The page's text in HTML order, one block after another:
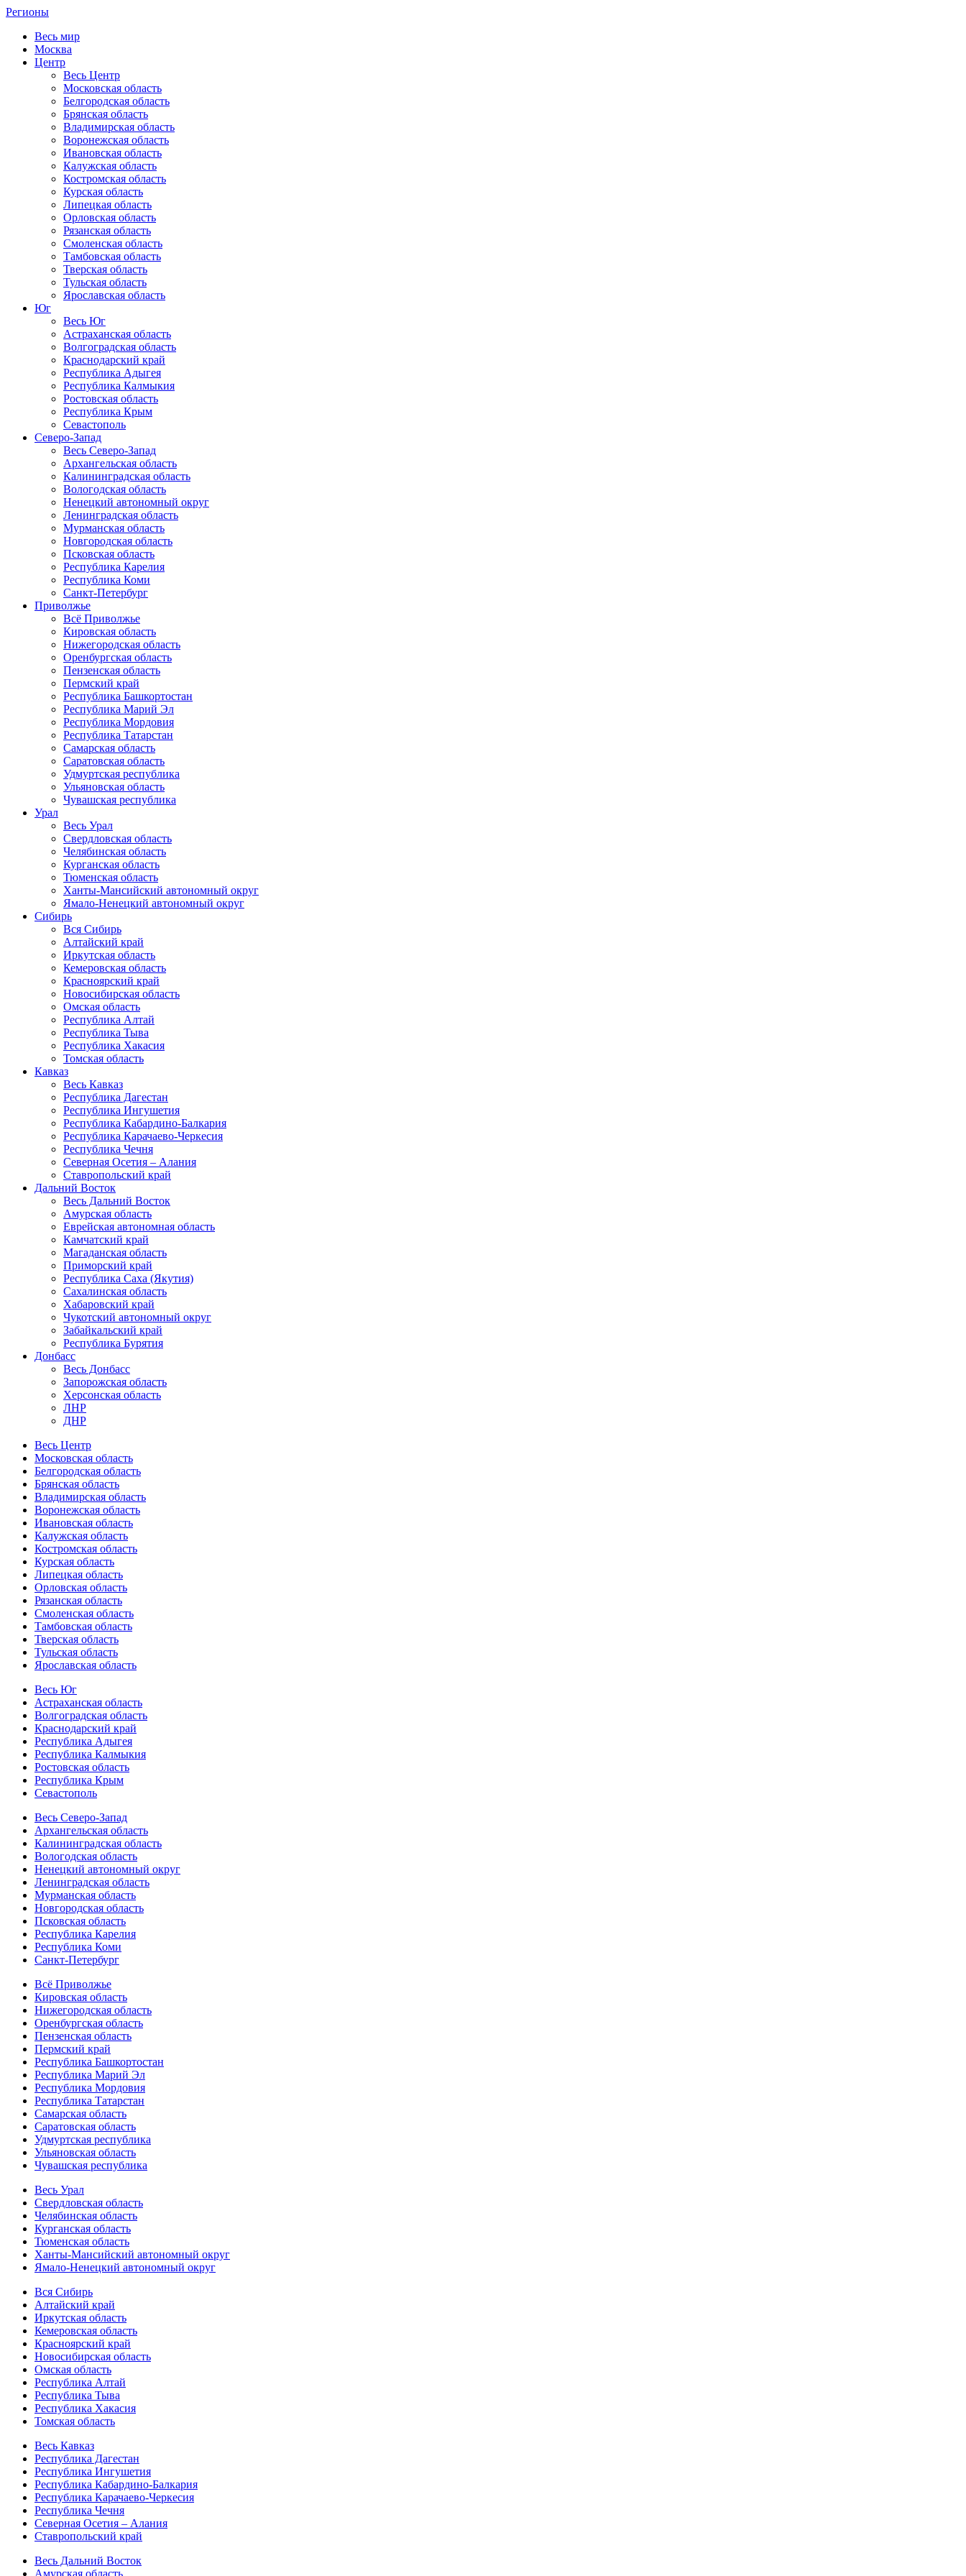
Регионы
Весь мир
Москва
Центр
Весь Центр
Московская область
Белгородская область
Брянская область
Владимирская область
Воронежская область
Ивановская область
Калужская область
Костромская область
Курская область
Липецкая область
Орловская область
Рязанская область
Смоленская область
Тамбовская область
Тверская область
Тульская область
Ярославская область
Юг
Весь Юг
Астраханская область
Волгоградская область
Краснодарский край
Республика Адыгея
Республика Калмыкия
Ростовская область
Республика Крым
Севастополь
Северо-Запад
Весь Северо-Запад
Архангельская область
Калининградская область
Вологодская область
Ненецкий автономный округ
Ленинградская область
Мурманская область
Новгородская область
Псковская область
Республика Карелия
Республика Коми
Санкт-Петербург
Приволжье
Всё Приволжье
Кировская область
Нижегородская область
Оренбургская область
Пензенская область
Пермский край
Республика Башкортостан
Республика Марий Эл
Республика Мордовия
Республика Татарстан
Самарская область
Саратовская область
Удмуртская республика
Ульяновская область
Чувашская республика
Урал
Весь Урал
Свердловская область
Челябинская область
Курганская область
Тюменская область
Ханты-Мансийский автономный округ
Ямало-Ненецкий автономный округ
Сибирь
Вся Сибирь
Алтайский край
Иркутская область
Кемеровская область
Красноярский край
Новосибирская область
Омская область
Республика Алтай
Республика Тыва
Республика Хакасия
Томская область
Кавказ
Весь Кавказ
Республика Дагестан
Республика Ингушетия
Республика Кабардино-Балкария
Республика Карачаево-Черкесия
Республика Чечня
Северная Осетия – Алания
Ставропольский край
Дальний Восток
Весь Дальний Восток
Амурская область
Еврейская автономная область
Камчатский край
Магаданская область
Приморский край
Республика Саха (Якутия)
Сахалинская область
Хабаровский край
Чукотский автономный округ
Забайкальский край
Республика Бурятия
Донбасс
Весь Донбасс
Запорожская область
Херсонская область
ЛНР
ДНР
Весь Центр
Московская область
Белгородская область
Брянская область
Владимирская область
Воронежская область
Ивановская область
Калужская область
Костромская область
Курская область
Липецкая область
Орловская область
Рязанская область
Смоленская область
Тамбовская область
Тверская область
Тульская область
Ярославская область
Весь Юг
Астраханская область
Волгоградская область
Краснодарский край
Республика Адыгея
Республика Калмыкия
Ростовская область
Республика Крым
Севастополь
Весь Северо-Запад
Архангельская область
Калининградская область
Вологодская область
Ненецкий автономный округ
Ленинградская область
Мурманская область
Новгородская область
Псковская область
Республика Карелия
Республика Коми
Санкт-Петербург
Всё Приволжье
Кировская область
Нижегородская область
Оренбургская область
Пензенская область
Пермский край
Республика Башкортостан
Республика Марий Эл
Республика Мордовия
Республика Татарстан
Самарская область
Саратовская область
Удмуртская республика
Ульяновская область
Чувашская республика
Весь Урал
Свердловская область
Челябинская область
Курганская область
Тюменская область
Ханты-Мансийский автономный округ
Ямало-Ненецкий автономный округ
Вся Сибирь
Алтайский край
Иркутская область
Кемеровская область
Красноярский край
Новосибирская область
Омская область
Республика Алтай
Республика Тыва
Республика Хакасия
Томская область
Весь Кавказ
Республика Дагестан
Республика Ингушетия
Республика Кабардино-Балкария
Республика Карачаево-Черкесия
Республика Чечня
Северная Осетия – Алания
Ставропольский край
Весь Дальний Восток
Амурская область